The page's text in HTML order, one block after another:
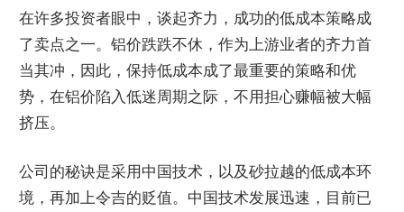
在许多投资者眼中，谈起齐力，成功的低成本策略成
了卖点之一。铝价跌跌不休，作为上游业者的齐力首
当其冲，因此，保持低成本成了最重要的策略和优
势，在铝价陷入低迷周期之际，不用担心赚幅被大幅
挤压。
公司的秘诀是采用中国技术，以及砂拉越的低成本环
境，再加上令吉的贬值。中国技术发展迅速，目前已